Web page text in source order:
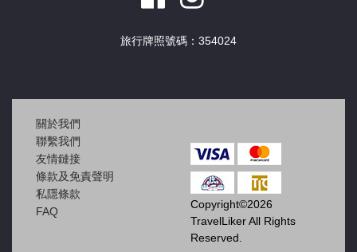
旅行牌照號碼：354024
關於我們
聯繫我們
友情鏈接
條款及免責聲明
私隱條款
FAQ
Copyright©2026
TravelLiker All Rights
Reserved.